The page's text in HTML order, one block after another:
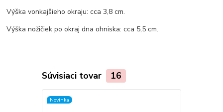
Výška vonkajšieho okraju: cca 3,8 cm.
Výška nožičiek po okraj dna ohniska: cca 5,5 cm.
Súvisiaci tovar 16
Novinka